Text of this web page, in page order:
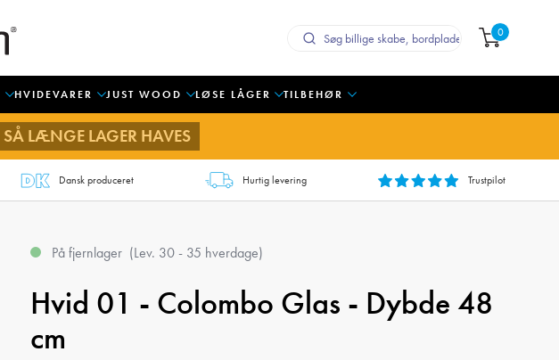
0
HVIDEVARER JUST WOOD LØSE LÅGER TILBEHØR
SÅ LÆNGE LAGER HAVES
Dansk produceret Hurtig levering Trustpilot
På fjernlager (Lev. 30 - 35 hverdage)
Hvid 01 - Colombo Glas - Dybde 48
cm